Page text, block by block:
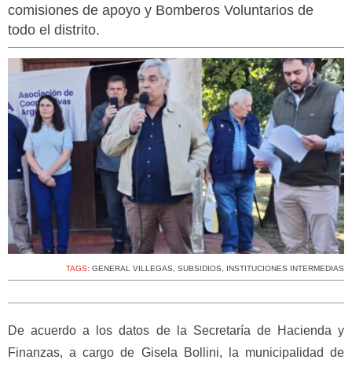
comisiones de apoyo y Bomberos Voluntarios de
todo el distrito.
TAGS: GENERAL VILLEGAS, SUBSIDIOS, INSTITUCIONES INTERMEDIAS
De acuerdo a los datos de la Secretaría de Hacienda y
Finanzas, a cargo de Gisela Bollini, la municipalidad de